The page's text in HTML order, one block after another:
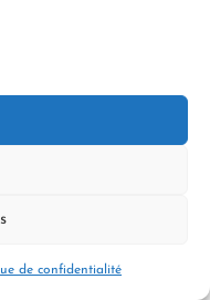
de confidentialité
DE VENTE
ET RETOURS